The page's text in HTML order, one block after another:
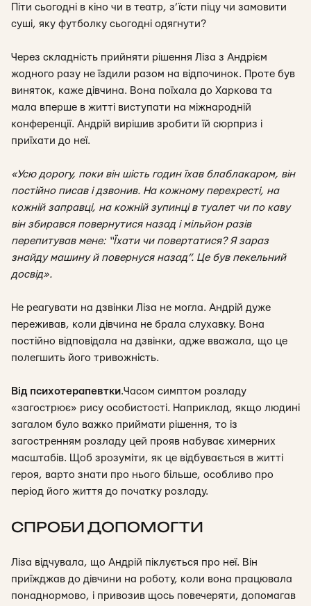
Піти сьогодні в кіно чи в театр, з’їсти піцу чи замовити
суші, яку футболку сьогодні одягнути?
Через складність прийняти рішення Ліза з Андрієм
жодного разу не їздили разом на відпочинок. Проте був
виняток, каже дівчина. Вона поїхала до Харкова та
мала вперше в житті виступати на міжнародній
конференції. Андрій вирішив зробити їй сюрприз і
приїхати до неї.
«Усю дорогу, поки він шість годин їхав блаблакаром, він
постійно писав і дзвонив. На кожному перехресті, на
кожній заправці, на кожній зупинці в туалет чи по каву
він збирався повернутися назад і мільйон разів
перепитував мене: “Їхати чи повертатися? Я зараз
знайду машину й повернуся назад”. Це був пекельний
досвід».
Не реагувати на дзвінки Ліза не могла. Андрій дуже
переживав, коли дівчина не брала слухавку. Вона
постійно відповідала на дзвінки, адже вважала, що це
полегшить його тривожність.
Від психотерапевтки.Часом симптом розладу
«загострює» рису особистості. Наприклад, якщо людині
загалом було важко приймати рішення, то із
загостренням розладу цей прояв набуває химерних
масштабів. Щоб зрозуміти, як це відбувається в житті
героя, варто знати про нього більше, особливо про
період його життя до початку розладу.
СПРОБИ ДОПОМОГТИ
Ліза відчувала, що Андрій піклується про неї. Він
приїжджав до дівчини на роботу, коли вона працювала
понаднормово, і привозив щось повечеряти, допомагав